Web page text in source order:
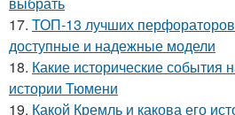
17. ТОП-13 лучших
доступные и надежные модели
18. Какие исторические события
истории Тюмени
19. Какой Кремль и какова его